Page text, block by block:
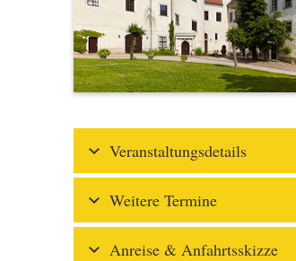
Veranstaltungsdetails
Weitere Termine
Anreise & Anfahrtsskizze